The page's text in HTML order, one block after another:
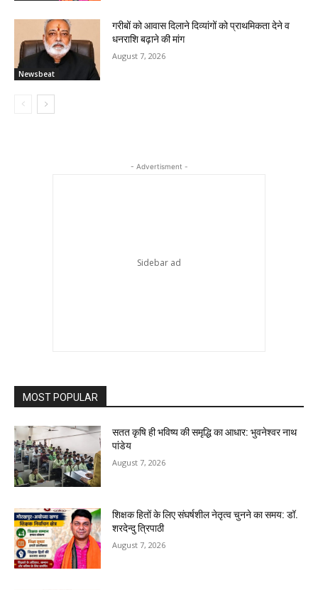
Newsbeat
गरीबों को आवास दिलाने दिव्यांगों को प्राथमिकता देने व
धनराशि बढ़ाने की मांग
August 7, 2026
- Advertisment -
MOST POPULAR
सतत कृषि ही भविष्य की समृद्धि का आधार: भुवनेश्वर नाथ
पांडेय
August 7, 2026
शिक्षक हितों के लिए संघर्षशील नेतृत्व चुनने का समय: डॉ.
शरदेन्दु त्रिपाठी
August 7, 2026